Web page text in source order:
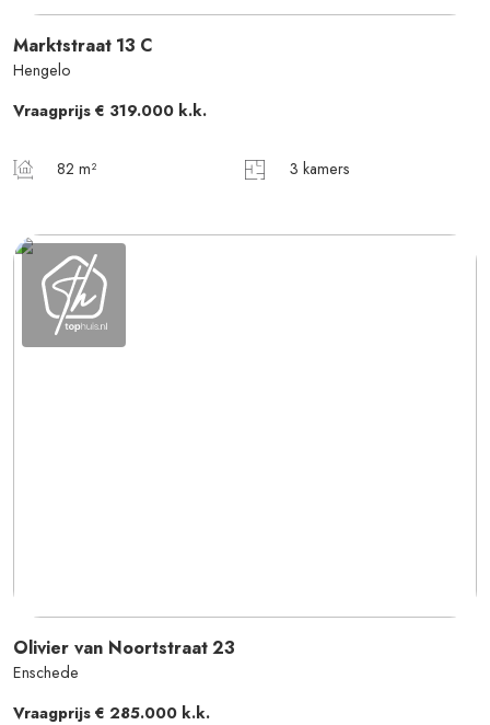
Marktstraat 13 C
Hengelo
Vraagprijs € 319.000 k.k.
82 m² 3 kamers
Olivier van Noortstraat23
Enschede
Vraagprijs € 285.000 k.k.